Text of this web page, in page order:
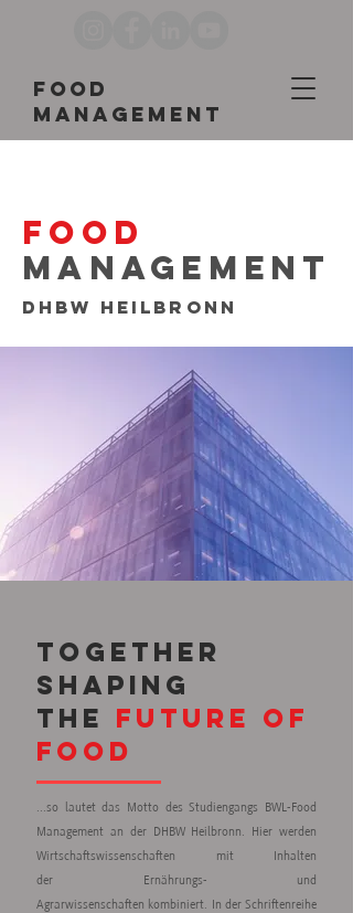
Food
Management
FOOD
MANAGEMENT
DHBW Heilbronn
TOGETHER
SHapING
THE FUTURE OF
FOOD
...so lautet das Motto des Studiengangs BWL-Food
Management an der DHBW Heilbronn. Hier werden
Wirtschaftswissenschaften mit Inhalten
der Ernährungs- und
Agrarwissenschaften kombiniert. In der Schriftenreihe